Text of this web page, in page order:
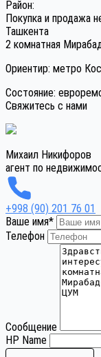
Район:
Покупка и продажа
Ташкента
2 комнатная
Ориентир: метро
Состояние:
Свяжитесь с нами
Михаил Никифоров
агент по
+998 (90) 201 76 01
Ваше имя*
Телефон
Сообщение
HP Name